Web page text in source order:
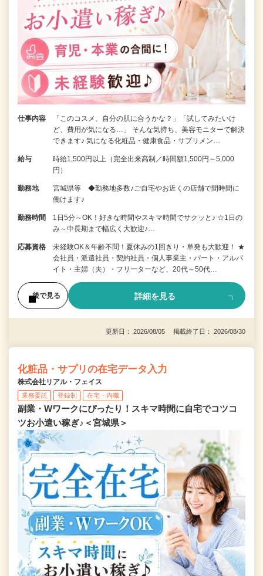
仕事内容
「このコスメ、自分の肌に合うかな？」「試してみたいけ
ど、費用が気になる…」 そんな気持ち、美容モニターで解決
できます♪ 気になる化粧品・健康食品・サプリメン…
給与
時給1,500円以上（完全出来高制／時間額1,500円～5,000
円）
勤務地
宮城県等 ◆勤務地多数♪ご自宅やお近くの店舗で間時間に
働けます♪
勤務時間
1日5分～OK！好きな時間やスキマ時間でサクッと♪ ☆1日の
み～中長期まで幅広く大歓迎♪…
応募資格
未経験OK＆年齢不問！夏休みの1回きり・単発も大歓迎！ ★
会社員・派遣社員・契約社員・個人事業主・パート・アルバ
イト・主婦（夫）・フリーターなど、20代～50代…
後で見る 詳細を見る
更新日： 2026/08/05 掲載終了日： 2026/08/30
化粧品・サプリの在宅データ入力
株式会社リアル・フェイス
業務委託 登録制 在宅・内職
副業・Wワークにぴったり！スキマ時間に自宅でコツコ
ツお小遣い稼ぎ♪＜宮城県＞